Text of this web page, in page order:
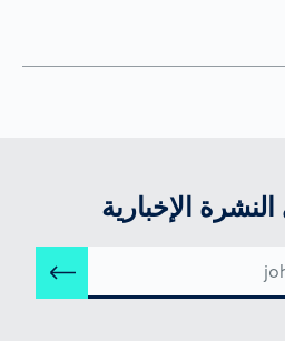
الإخبارية